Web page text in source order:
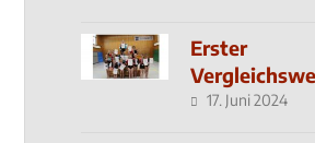
Erster
seit 2019
17. Juni 2024